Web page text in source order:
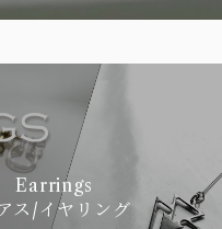
Earrings
ス/イヤリング